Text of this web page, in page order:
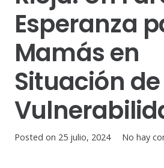
Esperanza
Mamás en
Situación de
Posted on 25 julio, 2024 No hay